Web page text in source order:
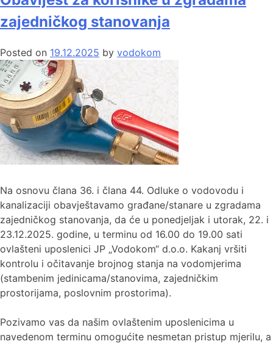
zajedničkog stanovanja
Posted on 19.12.2025 by vodokom
Na osnovu člana 36. i člana 44. Odluke o vodovodu i
kanalizaciji obavještavamo građane/stanare u zgradama
zajedničkog stanovanja, da će u ponedjeljak i utorak, 22. i
23.12.2025. godine, u terminu od 16.00 do 19.00 sati
ovlašteni uposlenici JP „Vodokom“ d.o.o. Kakanj vršiti
kontrolu i očitavanje brojnog stanja na vodomjerima
(stambenim jedinicama/stanovima, zajedničkim
prostorijama, poslovnim prostorima).
Pozivamo vas da našim ovlaštenim uposlenicima u
navedenom terminu omogućite nesmetan pristup mjerilu, a